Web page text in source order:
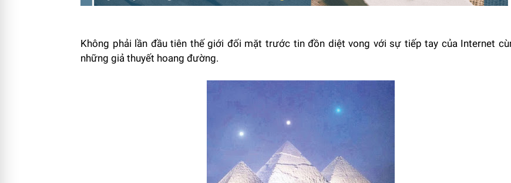
Không phải lần đầu tiên thế giới đối mặt trước tin đồn diệt vong với sự tiếp tay của Internet
những giả thuyết hoang đường.